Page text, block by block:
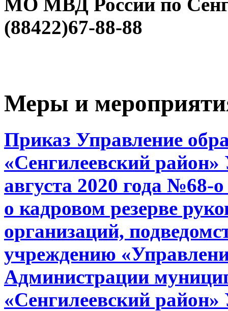
МО МВД России по
(88422)67-88-88
Меры и
Приказ Управление
«Сенгилеевский район»
августа 2020 года №68-
о кадровом резерве
организаций,
учреждению
Администрации
«Сенгилеевский